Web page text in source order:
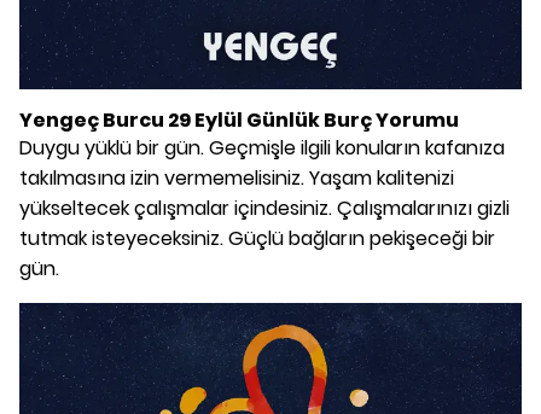
Yengeç Burcu 29 Eylül Günlük Burç Yorumu
Duygu yüklü bir gün. Geçmişle ilgili konuların kafanıza
takılmasına izin vermemelisiniz. Yaşam kalitenizi
yükseltecek çalışmalar içindesiniz. Çalışmalarınızı gizli
tutmak isteyeceksiniz. Güçlü bağların pekişeceği bir
gün.